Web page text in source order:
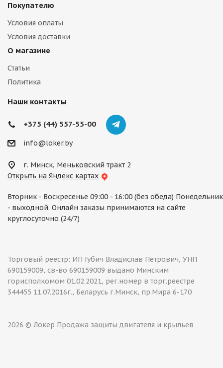
Покупателю
Условия оплаты
Условия доставки
О магазине
Статьи
Политика
Наши контакты
+375 (44) 557-55-00
info@loker.by
г. Минск, Меньковский тракт 2
Открыть на Яндекс картах
Вторник - Воскресенье 09:00 - 16:00 (без обеда) Понедельник
- выходной. Онлайн заказы принимаются на сайте
круглосуточно (24/7)
Торговый реестр: ИП Губич Владислав Петрович, УНП
690159009, св-во 690159009 выдано Минским
горисполкомом 01.02.2021, рег.номер в торг.реестре
344455 11.07.2016г., Беларусь г.Минск, пр.Мира 6-170
2026 © Локер Продажа защиты двигателя и крыльев